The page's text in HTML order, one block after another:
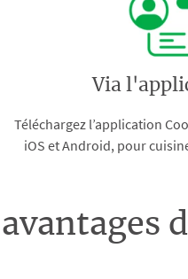
Via
Téléchargez l’application
iOS et Android, pour